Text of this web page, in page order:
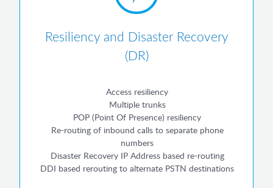
Resiliency and Disaster Recovery
(DR)
Access resiliency
Multiple trunks
POP (Point Of Presence) resiliency
Re-routing of inbound calls to separate phone
numbers
Disaster Recovery IP Address based re-routing
DDI based rerouting to alternate PSTN destinations